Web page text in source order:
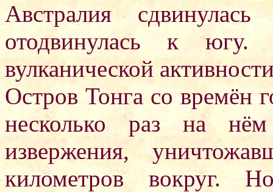
Австралия
отодвинулась к югу.
вулканической
Остров Тонга со времён
несколько раз на нём
извержения,
километров вокруг.